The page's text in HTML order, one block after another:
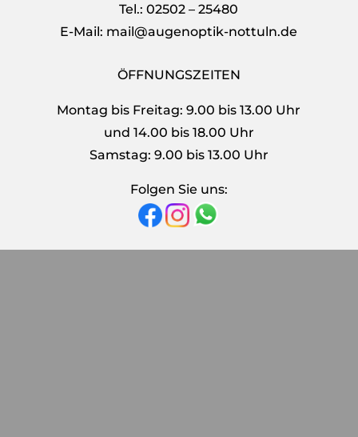
Tel.: 02502 – 25480
E-Mail: mail@augenoptik-nottuln.de
ÖFFNUNGSZEITEN
Montag bis Freitag: 9.00 bis 13.00 Uhr
und 14.00 bis 18.00 Uhr
Samstag: 9.00 bis 13.00 Uhr
Folgen Sie uns: